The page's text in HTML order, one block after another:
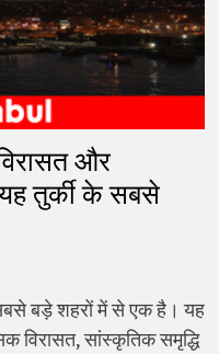
और
तुर्की के सबसे
बड़े शहरों में से एक है। यह
विरासत, सांस्कृतिक समृद्धि